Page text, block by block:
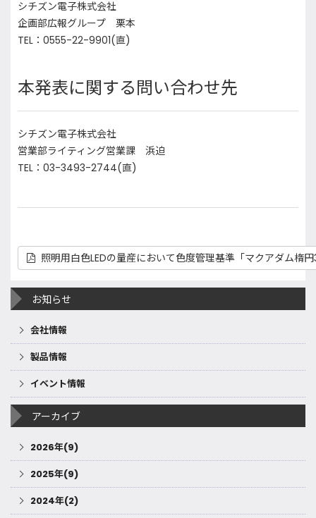
シチズン電子株式会社
企画部広報グループ 栗本
TEL：0555-22-9901(直)
本発表に関する問い合わせ先
シチズン電子株式会社
営業部ライティング営業課 浜迫
TEL：03-3493-2744(直)
照明用白色LEDの量産において色度管理基準「マクアダム楕
お知らせ
会社情報
製品情報
イベント情報
アーカイブ
2026年(9)
2025年(9)
2024年(2)